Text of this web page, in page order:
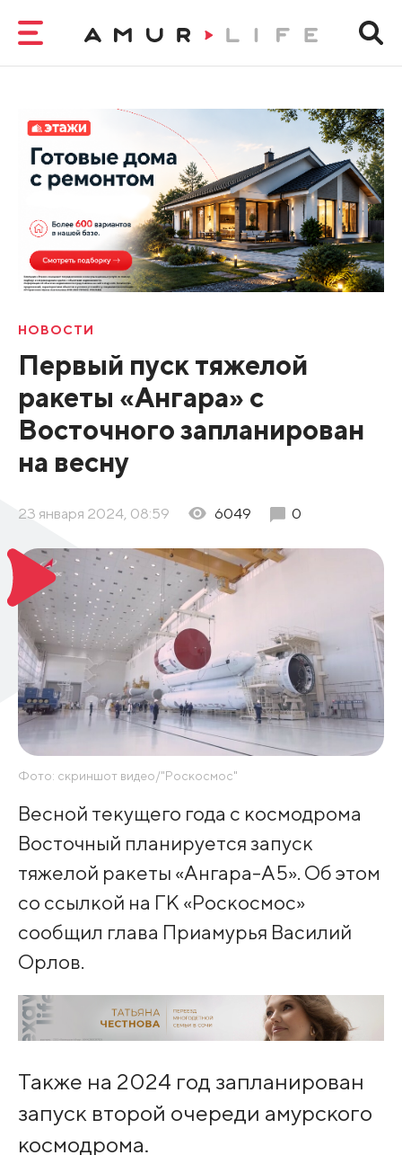
НОВОСТИ
Первый пуск тяжелой
ракеты «Ангара» с
Восточного запланирован
на весну
23 января 2024, 08:59 6049 0
Фото: скриншот видео/"Роскосмос"
Весной текущего года с космодрома
Восточный планируется запуск
тяжелой ракеты «Ангара-А5». Об этом
со ссылкой на ГК «Роскосмос»
сообщил глава Приамурья Василий
Орлов.
Также на 2024 год запланирован
запуск второй очереди амурского
космодрома.